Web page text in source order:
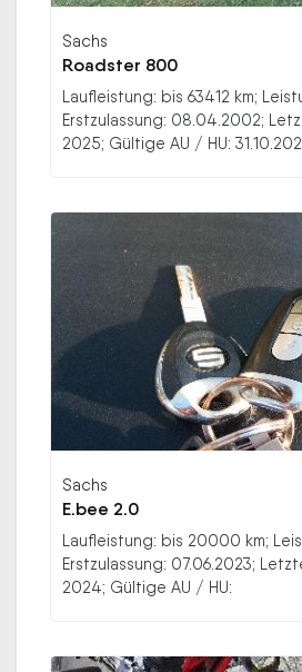
Sachs
Roadster 800
Laufleistung: bis 63412 km;
Erstzulassung: 08.04.2002;
2025; Gültige AU / HU:
Sachs
E.bee 2.0
Laufleistung: bis 20000 km;
Erstzulassung: 07.06.2023;
2024; Gültige AU / HU: